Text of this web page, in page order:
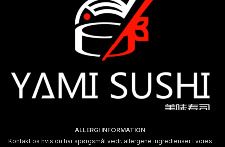
ALLERGI INFORMATION
Kontakt os hvis du har spørgsmål vedr. allergene ingredienser i vores